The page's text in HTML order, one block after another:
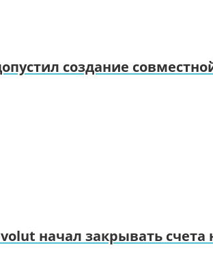
создание
начал закрывать счета